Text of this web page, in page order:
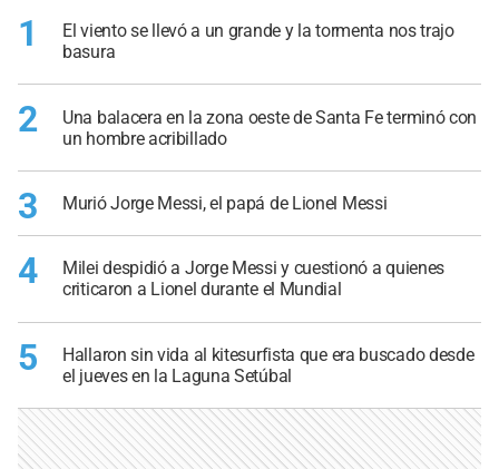
1
El viento se llevó a un grande y la tormenta nos trajo
basura
2
Una balacera en la zona oeste de Santa Fe terminó con
un hombre acribillado
3 Murió Jorge Messi, el papá de Lionel Messi
4
Milei despidió a Jorge Messi y cuestionó a quienes
criticaron a Lionel durante el Mundial
5
Hallaron sin vida al kitesurfista que era buscado desde
el jueves en la Laguna Setúbal